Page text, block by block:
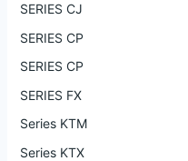
SERIES CJ
SERIES CP
SERIES CP
SERIES FX
Series KTM
Series KTX